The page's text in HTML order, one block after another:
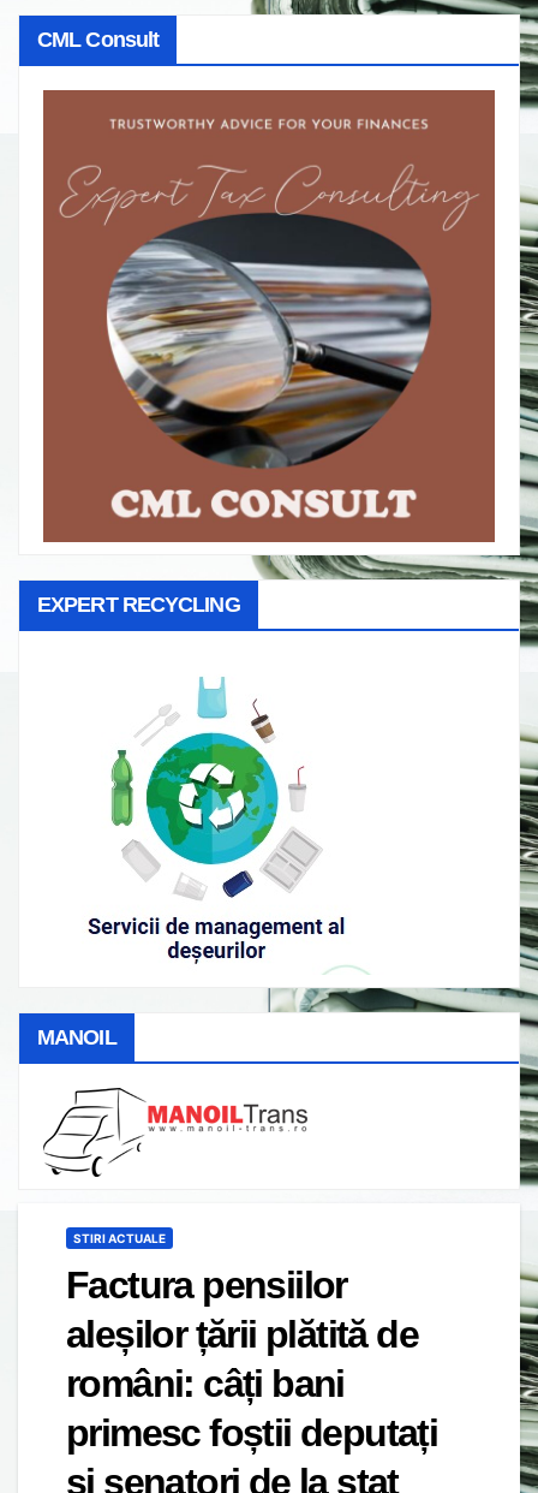
CML Consult
EXPERT RECYCLING
MANOIL
STIRI ACTUALE
Factura pensiilor
aleșilor țării plătită de
români: câți bani
primesc foștii deputați
și senatori de la stat